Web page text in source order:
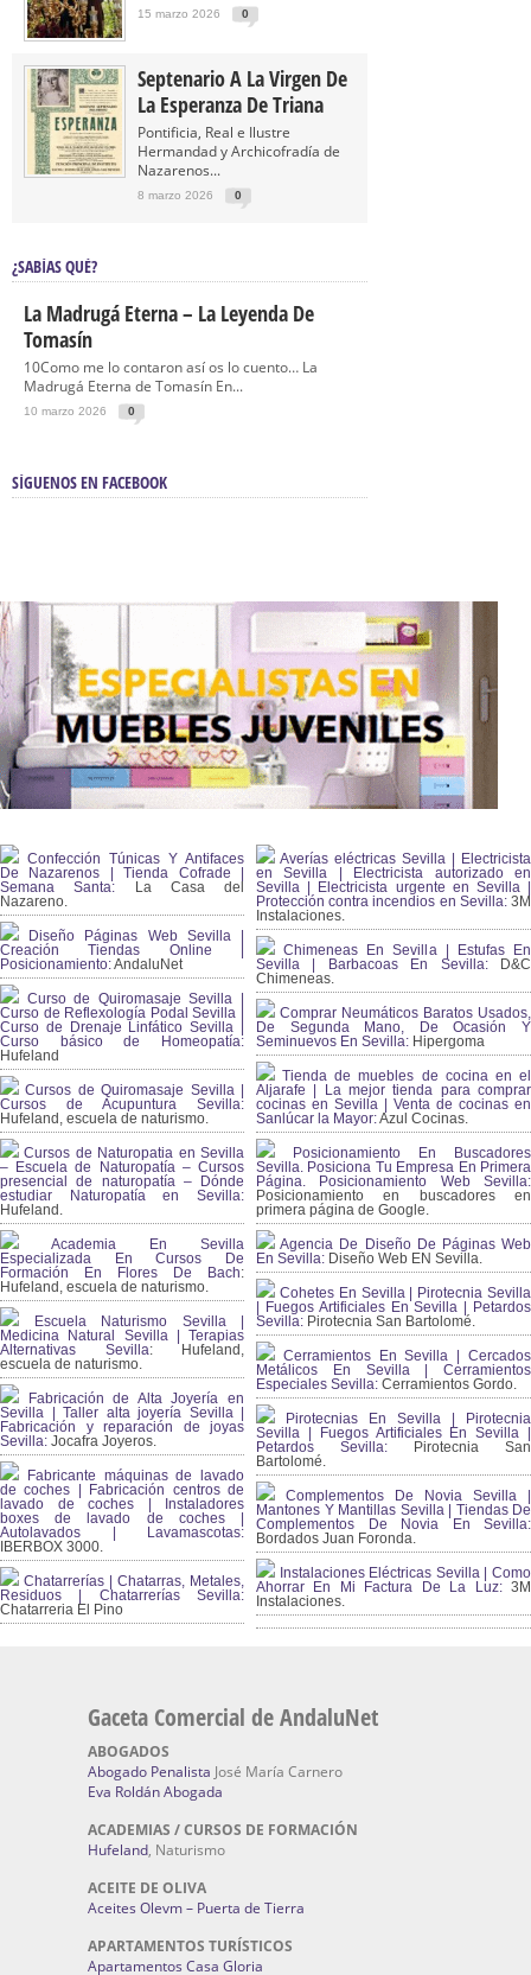
15 marzo 2026 0
Septenario A La Virgen De
La Esperanza De Triana
Pontificia, Real e Ilustre
Hermandad y Archicofradía de
Nazarenos...
8 marzo 2026 0
¿SABÍAS QUÉ?
La Madrugá Eterna – La Leyenda De
Tomasín
10Como me lo contaron así os lo cuento… La
Madrugá Eterna de Tomasín En...
10 marzo 2026 0
SÍGUENOS EN FACEBOOK
Confección Túnicas Y Antifaces
De Nazarenos | Tienda Cofrade |
Semana Santa: La Casa del
Nazareno.
Diseño Páginas Web Sevilla |
Creación Tiendas Online |
Posicionamiento:AndaluNet
Curso de Quiromasaje Sevilla |
Curso de Reflexología Podal Sevilla |
Curso de Drenaje Linfático Sevilla |
Curso básico de Homeopatía:
Hufeland
Cursos de Quiromasaje Sevilla |
Cursos de Acupuntura Sevilla:
Hufeland, escuela de naturismo.
Cursos de Naturopatia en Sevilla
– Escuela de Naturopatía – Cursos
presencial de naturopatía – Dónde
estudiar Naturopatía en Sevilla:
Hufeland.
Academia En Sevilla
Especializada En Cursos De
Formación En Flores De Bach:
Hufeland, escuela de naturismo.
Escuela Naturismo Sevilla |
Medicina Natural Sevilla | Terapias
Alternativas Sevilla: Hufeland,
escuela de naturismo.
Fabricación de Alta Joyería en
Sevilla | Taller alta joyería Sevilla |
Fabricación y reparación de joyas
Sevilla: Jocafra Joyeros.
Fabricante máquinas de lavado
de coches | Fabricación centros de
lavado de coches | Instaladores
boxes de lavado de coches |
Autolavados | Lavamascotas:
IBERBOX 3000.
Chatarrerías | Chatarras, Metales,
Residuos | Chatarrerías Sevilla:
Chatarreria El Pino
Averías eléctricas Sevilla | Electricista
en Sevilla | Electricista autorizado en
Sevilla | Electricista urgente en Sevilla |
Protección contra incendios en Sevilla:3M
Instalaciones.
Chimeneas En Sevilla | Estufas En
Sevilla | Barbacoas En Sevilla:D&C
Chimeneas.
Comprar Neumáticos Baratos Usados,
De Segunda Mano, De Ocasión Y
Seminuevos En Sevilla: Hipergoma
Tienda de muebles de cocina en el
Aljarafe | La mejor tienda para comprar
cocinas en Sevilla | Venta de cocinas en
Sanlúcar la Mayor:Azul Cocinas.
Posicionamiento En Buscadores
Sevilla. Posiciona Tu Empresa En Primera
Página. Posicionamiento Web Sevilla:
Posicionamiento en buscadores en
primera página de Google.
Agencia De Diseño De Páginas Web
En Sevilla: Diseño Web EN Sevilla.
Cohetes En Sevilla | Pirotecnia Sevilla
| Fuegos Artificiales En Sevilla | Petardos
Sevilla: Pirotecnia San Bartolomé.
Cerramientos En Sevilla | Cercados
Metálicos En Sevilla | Cerramientos
Especiales Sevilla: Cerramientos Gordo.
Pirotecnias En Sevilla | Pirotecnia
Sevilla | Fuegos Artificiales En Sevilla |
Petardos Sevilla: Pirotecnia San
Bartolomé.
Complementos De Novia Sevilla |
Mantones Y Mantillas Sevilla | Tiendas De
Complementos De Novia En Sevilla:
Bordados Juan Foronda.
Instalaciones Eléctricas Sevilla | Como
Ahorrar En Mi Factura De La Luz:3M
Instalaciones.
Gaceta Comercial de AndaluNet
ABOGADOS
Abogado Penalista José María Carnero
Eva Roldán Abogada
ACADEMIAS / CURSOS DE FORMACIÓN
Hufeland, Naturismo
ACEITE DE OLIVA
Aceites Olevm – Puerta de Tierra
APARTAMENTOS TURÍSTICOS
Apartamentos Casa Gloria